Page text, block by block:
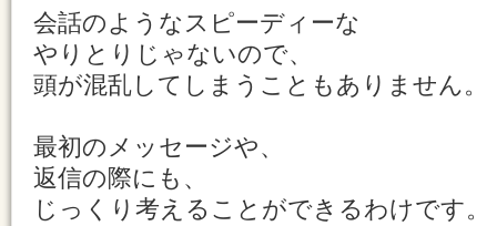
会話のようなスピーディーな
やりとりじゃないので、
頭が混乱してしまうこともありません。
最初のメッセージや、
返信の際にも、
じっくり考えることができるわけです。